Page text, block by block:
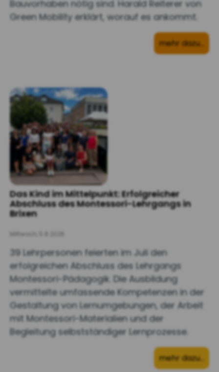
Bauvorhaben nötig sind. Harald Reiterer von
Green Mobility erklärt, worauf es ankommt.
mehr dazu…
Das Kind im Mittelpunkt: Erfolgreicher
Abschluss des Montessori-Lehrgangs in
Brixen
Mittwoch, 5.8.2026
39 Lehrpersonen feierten im Juli den
erfolgreichen Abschluss des Lehrgangs
Montessori-Pädagogik. Die Ausbildung
vermittelte umfassende Kompetenzen in der
Gestaltung von Lernumgebungen, der Arbeit
mit Montessori-Materialien und der
Begleitung selbstständiger Lernprozesse.
mehr dazu…